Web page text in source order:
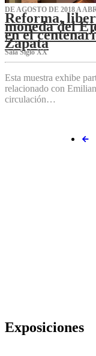
DE AGOSTO DE 2018 A
Reforma,
moneda del
en el
Zapata
Sala Siglo XX
Esta muestra exhibe
relacionado con
circulación…
Exposiciones